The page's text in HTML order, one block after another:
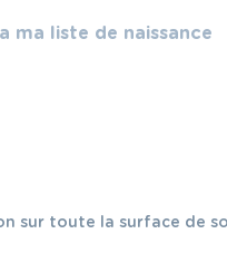
ma liste de naissance
toute la surface de